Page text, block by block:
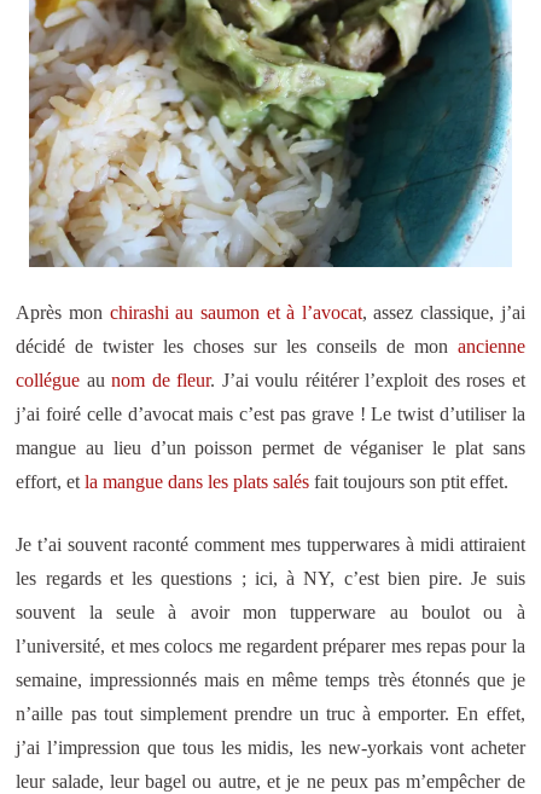
Après mon chirashi au saumon et à l’avocat, assez classique, j’ai
décidé de twister les choses sur les conseils de mon ancienne
collégue aunom de fleur. J’ai voulu réitérer l’exploit des roses et
j’ai foiré celle d’avocat mais c’est pas grave ! Le twist d’utiliser la
mangue au lieu d’un poisson permet de véganiser le plat sans
effort, etla mangue dans les plats salés fait toujours son ptit effet.
Je t’ai souvent raconté comment mes tupperwares à midi attiraient
les regards et les questions ; ici, à NY, c’est bien pire. Je suis
souvent la seule à avoir mon tupperware au boulot ou à
l’université, et mes colocs me regardent préparer mes repas pour la
semaine, impressionnés mais en même temps très étonnés que je
n’aille pas tout simplement prendre un truc à emporter. En effet,
j’ai l’impression que tous les midis, les new-yorkais vont acheter
leur salade, leur bagel ou autre, et je ne peux pas m’empêcher de